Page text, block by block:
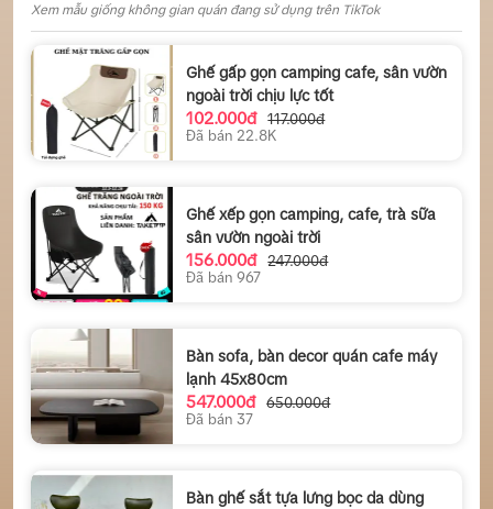
Xem mẫu giống không gian quán đang sử dụng trên TikTok
Ghế gấp gọn camping cafe, sân vườn
ngoài trời chịu lực tốt
102.000đ
117.000đ
Đã bán 22.8K
Ghế xếp gọn camping, cafe, trà sữa
sân vườn ngoài trời
156.000đ
247.000đ
Đã bán 967
Bàn sofa, bàn decor quán cafe máy
lạnh 45x80cm
547.000đ
650.000đ
Đã bán 37
Bàn ghế sắt tựa lưng bọc da dùng